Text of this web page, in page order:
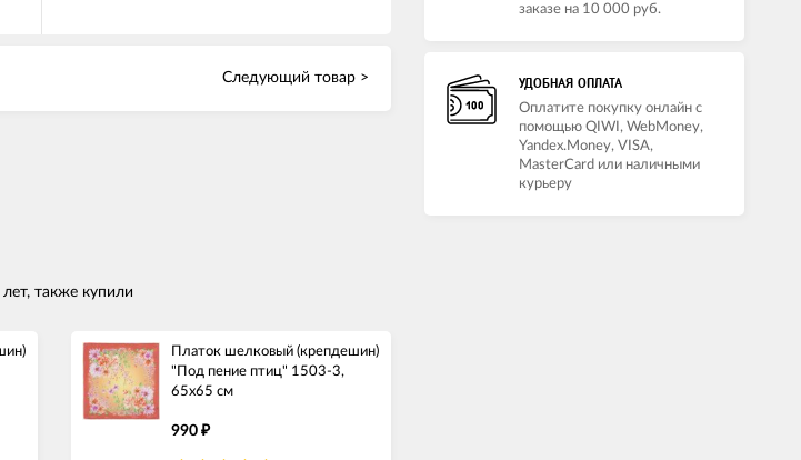
Следующий товар >
заказе на 10 000 руб.
УДОБНАЯ ОПЛАТА
Оплатите покупку онлайн с
помощью QIWI, WebMoney,
Yandex.Money, VISA,
MasterCard или наличными
курьеру
также купили
Платок шелковый (крепдешин)
"Под пение птиц" 1503-3,
65х65 см
990 ₽